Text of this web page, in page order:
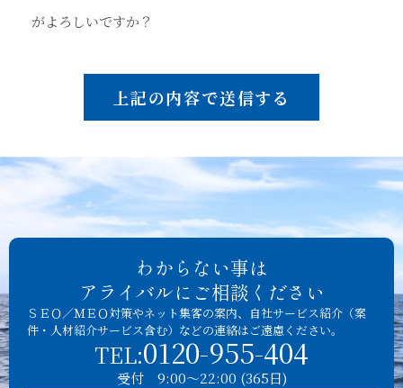
がよろしいですか？
わからない事は
アライバルにご相談ください
ＳＥＯ／ＭＥＯ対策やネット集客の案内、自社サービス紹介（案
件・人材紹介サービス含む）などの連絡はご遠慮ください。
TEL:0120-955-404
受付 9:00～22:00 (365日)